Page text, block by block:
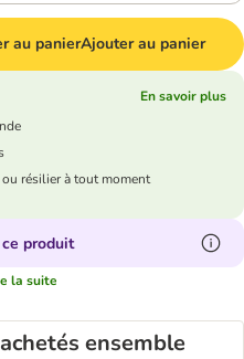
au panierAjouter au panier
En savoir plus
résilier à tout moment
produit
la suite
ensemble